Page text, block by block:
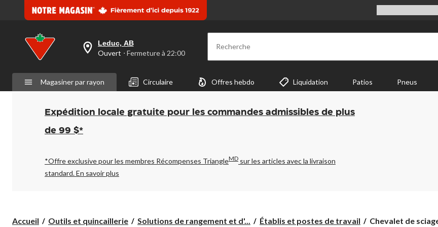
votre
est
Leduc,
AB,
Ouvert,
Fermeture
à
pour
changer
Leduc, AB
Ouvert ⋅ Fermeture à 22:00 Recherche
Magasiner par rayon Circulaire Offres hebdo Liquidation Patios Pneus
Expédition locale gratuite pour les commandes admissibles de plus
de 99 $*
*Offre exclusive pour les membres Récompenses TriangleMD sur les articles avec la livraison
standard.En savoir plus
Accueil Outils et quincaillerie Solutions de rangement et d'... Établis et postes de travail
Chevalet
Chevalet de